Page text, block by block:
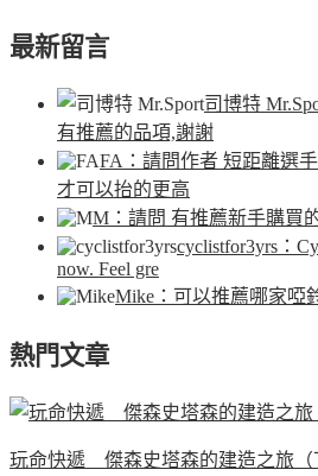
最新留言
司博特
有推薦的品項,謝謝
FA ：請問作者 短距離選
才可以抬的更高
M ：請問 有推薦新手購買
cyclistfor3yrs ：
now. Feel gre
Mike ：可以推薦哪家啞
熱門文章
玩命快遞 傑森史塔森的建造之旅（